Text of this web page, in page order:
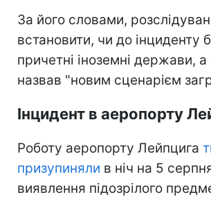
За його словами,
встановити, чи до інциденту
причетні іноземні держави,
назвав "новим сценарієм
Інцидент в аеропорту
Роботу аеропорту Лейпцига
призупиняли в ніч на 5
виявлення підозрілого